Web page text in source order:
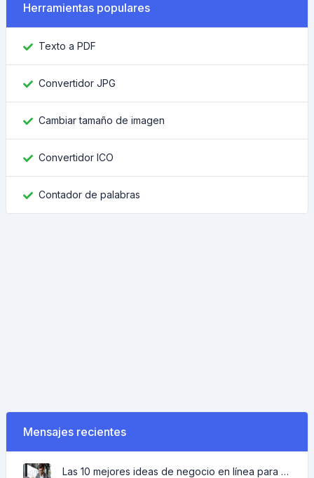
Herramientas populares
Texto a PDF
Convertidor JPG
Cambiar tamaño de imagen
Convertidor ICO
Contador de palabras
Mensajes recientes
Las 10 mejores ideas de negocio en línea para principiantes 2022 y herramientas para ayudarle a trabajar fácilmente